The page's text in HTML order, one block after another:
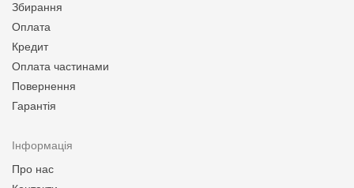
Збирання
Оплата
Кредит
Оплата частинами
Повернення
Гарантія
Інформація
Про нас